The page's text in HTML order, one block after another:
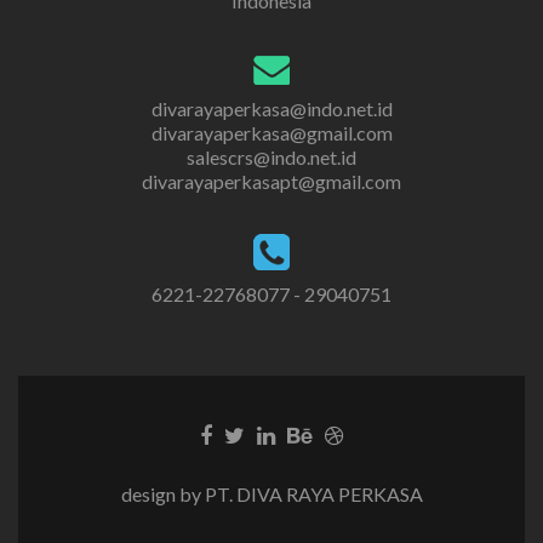
divarayaperkasa@indo.net.id
divarayaperkasa@gmail.com
salescrs@indo.net.id
divarayaperkasapt@gmail.com
6221-22768077 - 29040751
design by PT. DIVA RAYA PERKASA